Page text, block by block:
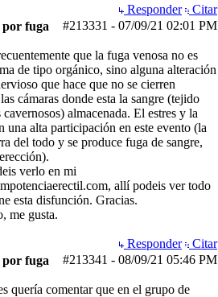
Responder
Citar
#213331 - 07/09/21 02:01 PM
fuga
que la fuga venosa no es
de tipo orgánico, sino alguna alteración
que hace que no se cierren
cámaras donde esta la sangre (tejido
almacenada. El estres y la
una alta participación en este evento (la
del todo y se produce fuga de sangre,
verlo en mi
allí podeis ver todo
esta disfunción. Gracias.
me gusta.
Responder
Citar
#213341 - 08/09/21 05:46 PM
fuga
quería comentar que en el grupo de